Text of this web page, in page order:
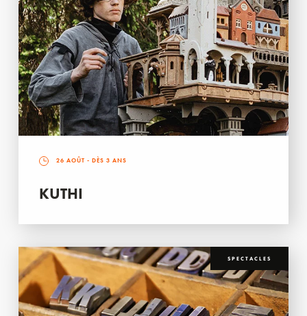
26 AOÛT - DÈS 3 ANS
KUTHI
SPECTACLES